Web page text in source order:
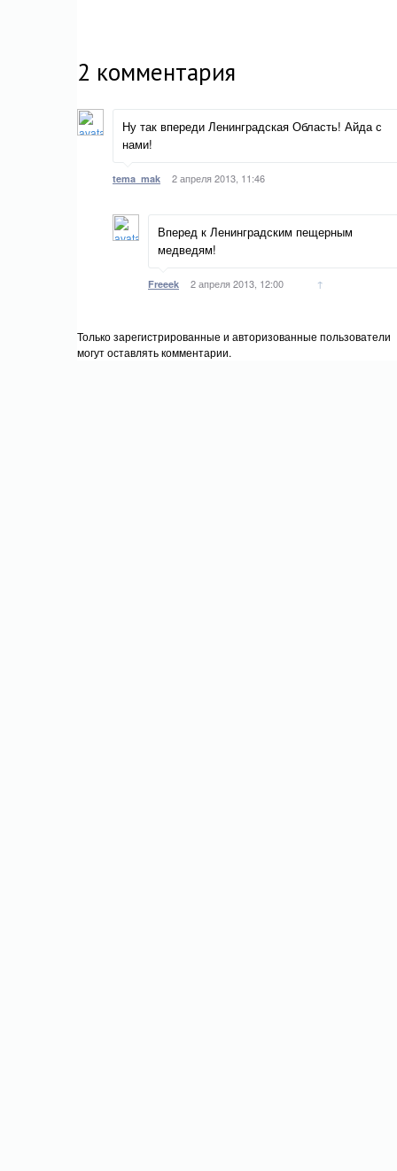
2 комментария
Ну так впереди Ленинградская Область! Айда с
нами!
tema_mak 2 апреля 2013, 11:46
Вперед к Ленинградским пещерным
медведям!
Freeek 2 апреля 2013, 12:00 ↑
Только зарегистрированные и авторизованные пользователи
могут оставлять комментарии.